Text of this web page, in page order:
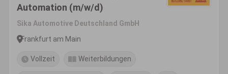
Automation (m/w/d)
Sika Automotive Deutschland GmbH
Frankfurt am Main
Vollzeit Weiterbildungen